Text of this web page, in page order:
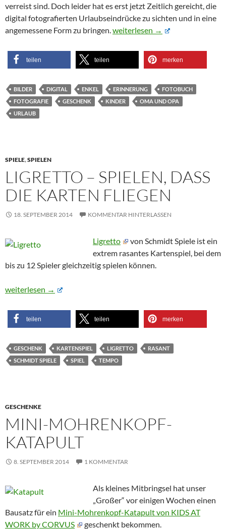
verreist sind. Doch leider hat es erst jetzt Zeitlich gereicht, die
digital fotografierten Urlaubseindrücke zu sichten und in eine
angemessene Form zu bringen.Eine bleibende Erinnerung –
weiterlesen →
teilen teilen merken
BILDER DIGITAL ENKEL ERINNERUNG
FOTOBUCH
FOTOGRAFIE
GESCHENK KINDER
OMA UND OPA
URLAUB
SPIELE,SPIELEN
LIGRETTO – SPIELEN, DASS
DIE KARTEN FLIEGEN
18. SEPTEMBER 2014 KOMMENTAR HINTERLASSEN
Ligretto
von Schmidt Spiele ist ein
extrem rasantes Kartenspiel, bei dem
bis zu 12 Spieler gleichzeitig spielen können.
Ligretto – Spielen, dass die Karten fliegen
weiterlesen →
teilen teilen merken
GESCHENK KARTENSPIEL LIGRETTO
RASANT
SCHMIDT SPIELE
SPIEL TEMPO
GESCHENKE
MINI-MOHRENKOPF-
KATAPULT
8. SEPTEMBER 2014 1 KOMMENTAR
Als kleines Mitbringsel hat unser
„Großer“ vor einigen Wochen einen
Bausatz für ein Mini-Mohrenkopf-Katapult von KIDS AT
WORK by CORVUS
geschenkt bekommen.